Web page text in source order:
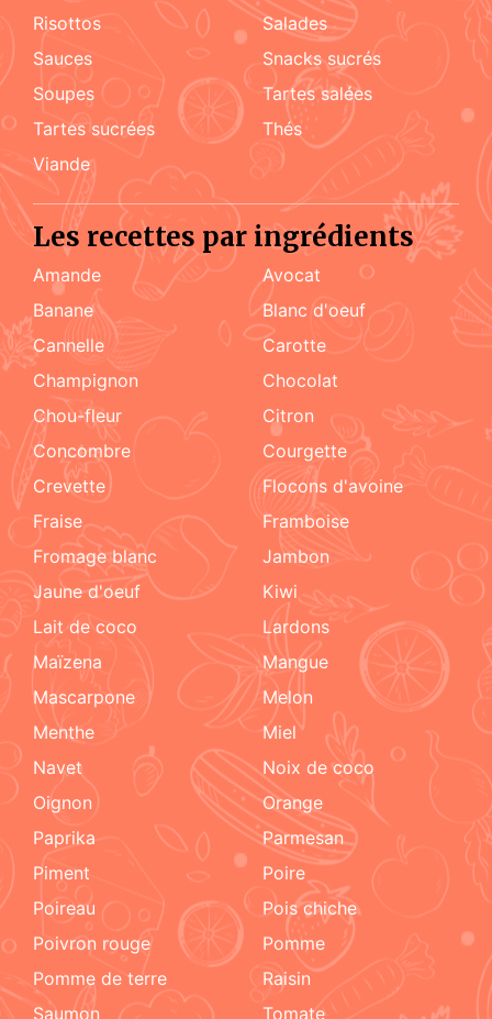
risottos
salades
sauces
snacks sucrés
soupes
tartes salées
tartes sucrées
Thés
viande
Les recettes par ingrédients
amande
Avocat
Banane
blanc d'oeuf
cannelle
carotte
champignon
chocolat
chou-fleur
citron
concombre
courgette
crevette
flocons d'avoine
fraise
framboise
fromage blanc
jambon
jaune d'oeuf
kiwi
lait de coco
lardons
maïzena
mangue
mascarpone
melon
menthe
miel
navet
noix de coco
oignon
orange
paprika
parmesan
piment
poire
poireau
pois chiche
poivron rouge
pomme
pomme de terre
raisin
Saumon
tomate